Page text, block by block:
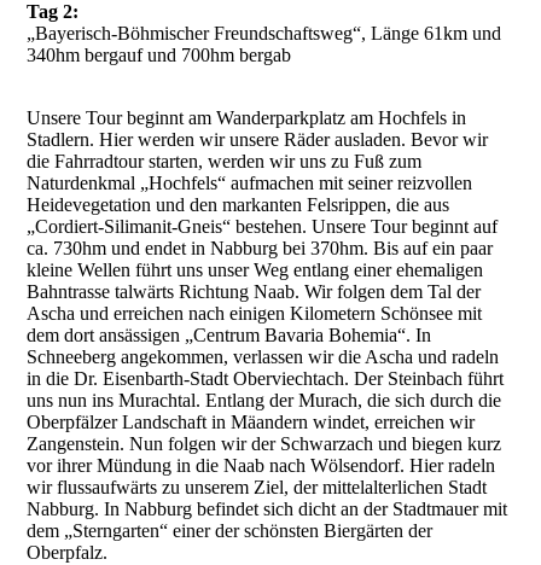
Tag 2:
„Bayerisch-Böhmischer Freundschaftsweg“, Länge 61km und
340hm bergauf und 700hm bergab
Unsere Tour beginnt am Wanderparkplatz am Hochfels in
Stadlern. Hier werden wir unsere Räder ausladen. Bevor wir
die Fahrradtour starten, werden wir uns zu Fuß zum
Naturdenkmal „Hochfels“ aufmachen mit seiner reizvollen
Heidevegetation und den markanten Felsrippen, die aus
„Cordiert-Silimanit-Gneis“ bestehen. Unsere Tour beginnt auf
ca. 730hm und endet in Nabburg bei 370hm. Bis auf ein paar
kleine Wellen führt uns unser Weg entlang einer ehemaligen
Bahntrasse talwärts Richtung Naab. Wir folgen dem Tal der
Ascha und erreichen nach einigen Kilometern Schönsee mit
dem dort ansässigen „Centrum Bavaria Bohemia“. In
Schneeberg angekommen, verlassen wir die Ascha und radeln
in die Dr. Eisenbarth-Stadt Oberviechtach. Der Steinbach führt
uns nun ins Murachtal. Entlang der Murach, die sich durch die
Oberpfälzer Landschaft in Mäandern windet, erreichen wir
Zangenstein. Nun folgen wir der Schwarzach und biegen kurz
vor ihrer Mündung in die Naab nach Wölsendorf. Hier radeln
wir flussaufwärts zu unserem Ziel, der mittelalterlichen Stadt
Nabburg. In Nabburg befindet sich dicht an der Stadtmauer mit
dem „Sterngarten“ einer der schönsten Biergärten der
Oberpfalz.